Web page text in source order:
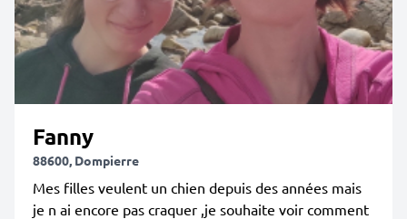
Fanny
88600, Dompierre
Mes filles veulent un chien depuis des années mais
je n ai encore pas craquer ,je souhaite voir comment